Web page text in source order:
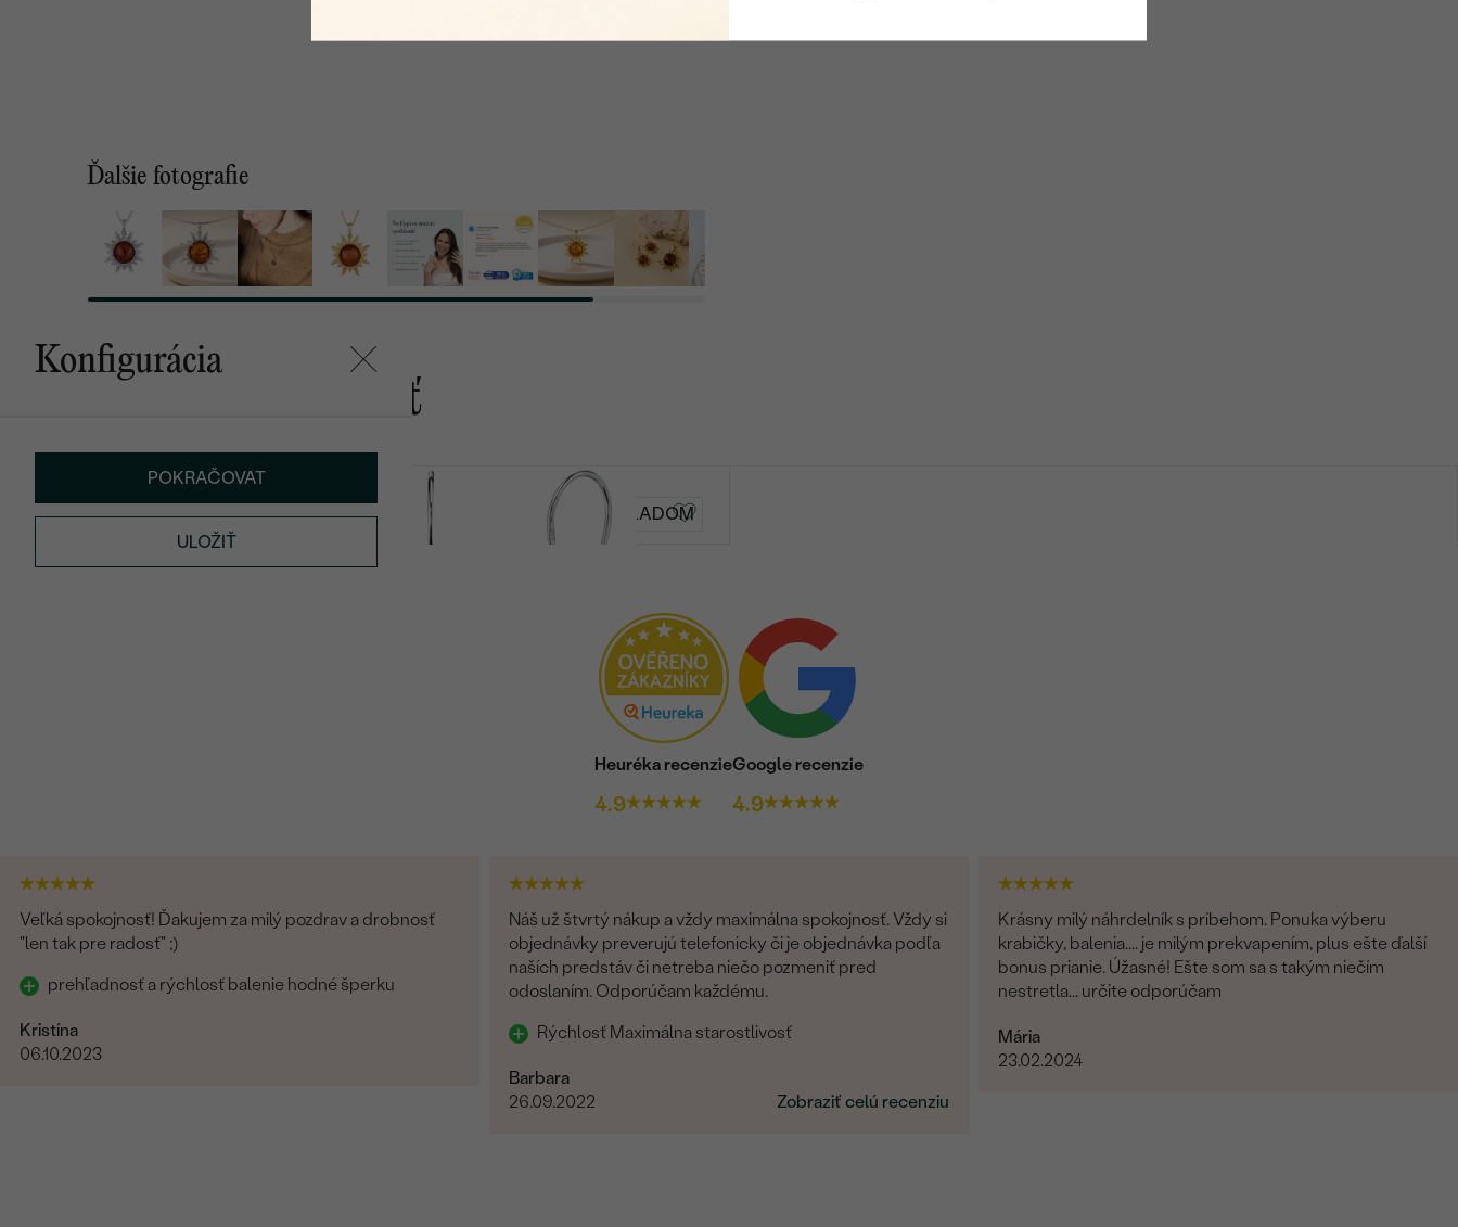
Ďalšie fotografie
Konfigurácia
POKRAČOVAT
ULOŽIŤ
Mohlo by sa vám páčiť
€ 639
Jamari
SKLADOM
Heuréka recenzie
4.9
Google recenzie
4.9
Veľká spokojnosť! Ďakujem za milý pozdrav a drobnosť
"len tak pre radosť" ;)
prehľadnosť a rýchlosť balenie hodné šperku
Kristína
06.10.2023
Náš už štvrtý nákup a vždy maximálna spokojnosť. Vždy si
objednávky preverujú telefonicky či je objednávka podľa
naších predstáv či netreba niečo pozmeniť pred
odoslaním. Odporúčam každému.
Rýchlosť Maximálna starostlivosť
Barbara
26.09.2022
Zobraziť celú recenziu
Krásny milý náhrdelník s príbehom. Ponuka výberu
krabičky, balenia.... je milým prekvapením, plus ešte ďalší
bonus prianie. Úžasné! Ešte som sa s takým niečím
nestretla... určite odporúčam
Mária
23.02.2024